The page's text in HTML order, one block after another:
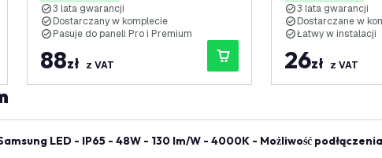
3 lata gwarancji
Dostarczany w komplecie
Pasuje do paneli Pro i Premium
88zł z VAT
3 lata gwarancji
Dostarczane w
Łatwy w instalacji
26zł z VAT